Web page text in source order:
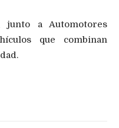
junto a Automotores
que combinan